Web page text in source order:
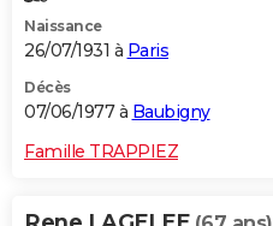
Naissance
26/07/1931 à Paris
Décès
07/06/1977 à Baubigny
Famille TRAPPIEZ